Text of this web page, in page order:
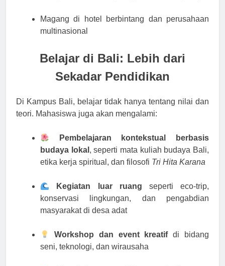
Magang di hotel berbintang dan perusahaan
multinasional
Belajar di Bali: Lebih dari
Sekadar Pendidikan
Di Kampus Bali, belajar tidak hanya tentang nilai dan
teori. Mahasiswa juga akan mengalami:
Pembelajaran kontekstual berbasis
budaya lokal , seperti mata kuliah budaya Bali,
etika kerja spiritual, dan filosofi Tri Hita Karana
Kegiatan luar ruang seperti eco-trip,
konservasi lingkungan, dan pengabdian
masyarakat di desa adat
Workshop dan event kreatifdi bidang
seni, teknologi, dan wirausaha